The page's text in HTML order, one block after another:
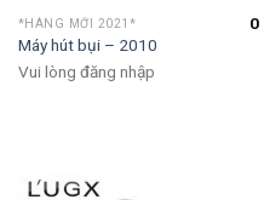
*HÀNG MỚI 2021*
Máy hút bụi – 2010
0
Vui lòng đăng nhập